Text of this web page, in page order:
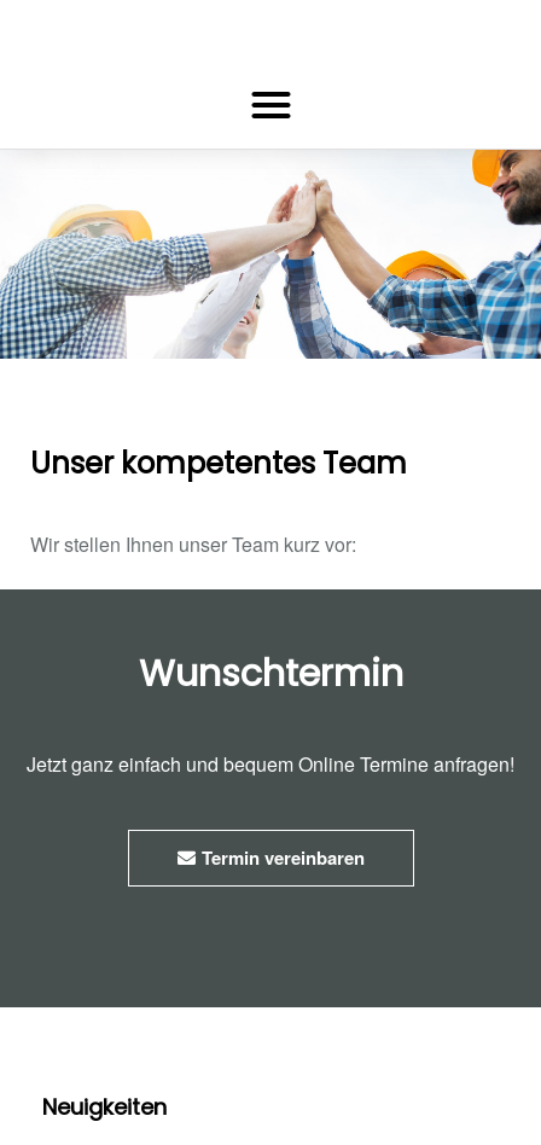
Unser kompetentes Team
Wir stellen Ihnen unser Team kurz vor:
Wunschtermin
Jetzt ganz einfach und bequem Online Termine anfragen!
Termin vereinbaren
Neuigkeiten